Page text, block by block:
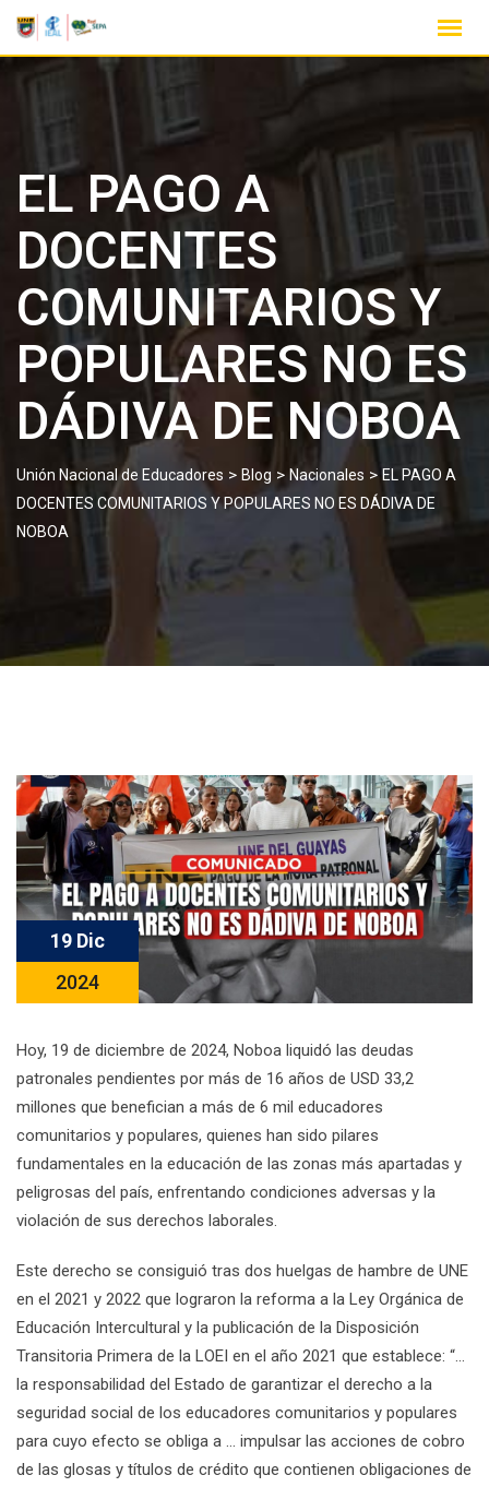
EL PAGO A
DOCENTES
COMUNITARIOS Y
POPULARES NO ES
DÁDIVA DE NOBOA
Unión Nacional de Educadores > Blog > Nacionales > EL PAGO A
DOCENTES COMUNITARIOS Y POPULARES NO ES DÁDIVA DE
NOBOA
19 Dic
2024
Hoy, 19 de diciembre de 2024, Noboa liquidó las deudas
patronales pendientes por más de 16 años de USD 33,2
millones que benefician a más de 6 mil educadores
comunitarios y populares, quienes han sido pilares
fundamentales en la educación de las zonas más apartadas y
peligrosas del país, enfrentando condiciones adversas y la
violación de sus derechos laborales.
Este derecho se consiguió tras dos huelgas de hambre de UNE
en el 2021 y 2022 que lograron la reforma a la Ley Orgánica de
Educación Intercultural y la publicación de la Disposición
Transitoria Primera de la LOEI en el año 2021 que establece: “…
la responsabilidad del Estado de garantizar el derecho a la
seguridad social de los educadores comunitarios y populares
para cuyo efecto se obliga a … impulsar las acciones de cobro
de las glosas y títulos de crédito que contienen obligaciones de